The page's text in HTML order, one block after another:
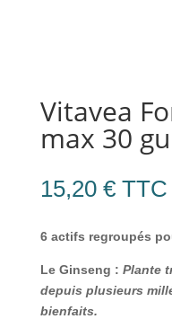
Vitavea
max 30
15,20 € TTC
6 actifs regroupés
Le Ginseng : Plante
depuis plusieurs
bienfaits.